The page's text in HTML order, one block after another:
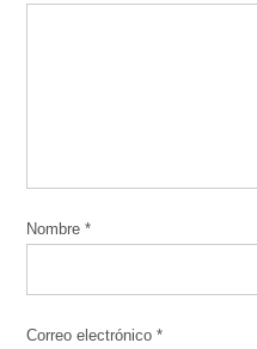
Nombre*
Correo electrónico*